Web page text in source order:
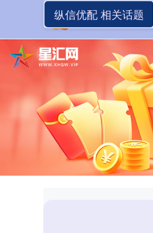
纵信优配 相关话题